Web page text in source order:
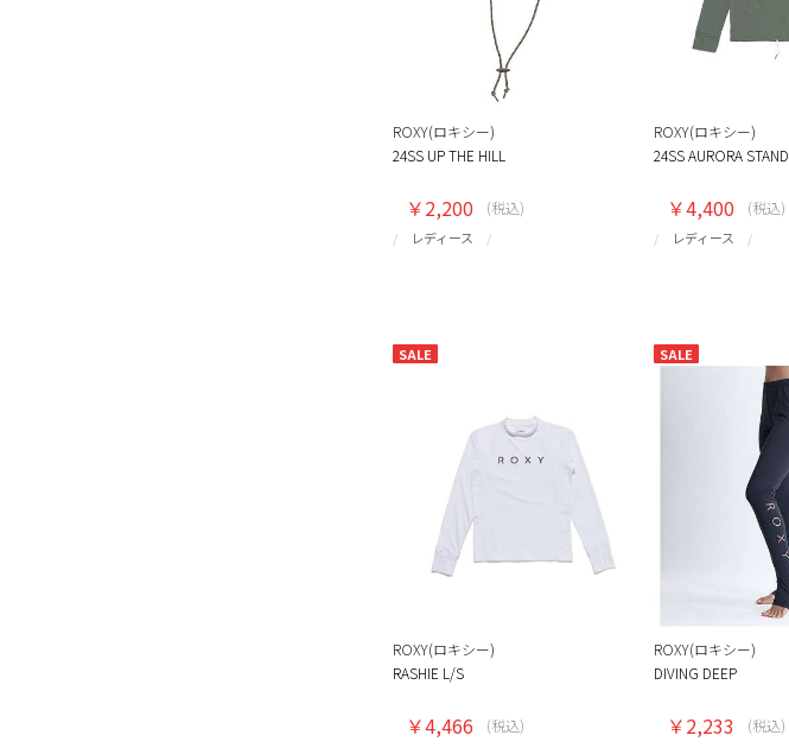
ROXY(ロキシー)
24SS UP THE HILL
レディース
￥2,200 (税込)
ROXY(ロキシー)
24SS AURORA STAND
レディース
￥4,400 (税込)
SALE
ROXY(ロキシー)
RASHIE L/S
￥4,466 (税込)
SALE
ROXY(ロキシー)
DIVING DEEP
￥2,233 (税込)